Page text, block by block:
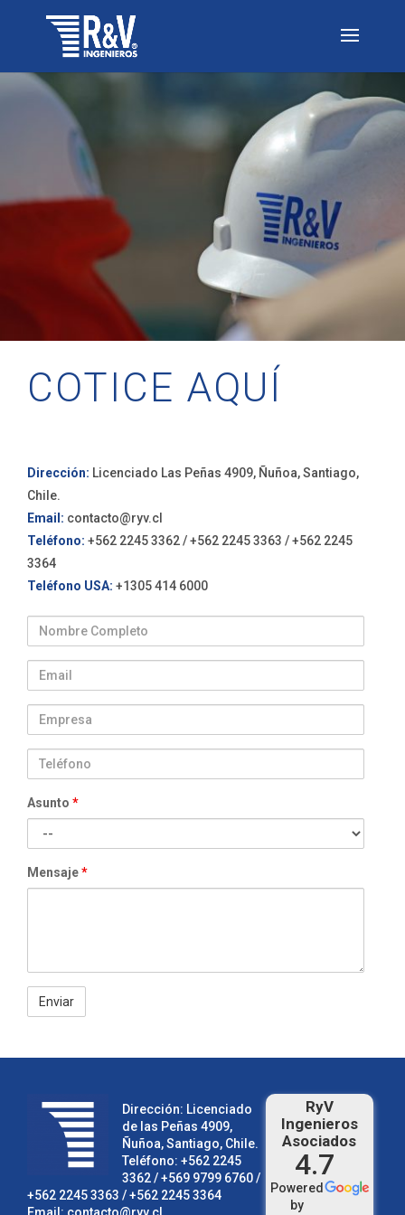
COTICE AQUÍ
Dirección: Licenciado Las Peñas 4909, Ñuñoa, Santiago,
Chile.
Email: contacto@ryv.cl
Teléfono: +562 2245 3362/+562 2245 3363 /+562 2245
3364
Teléfono USA: +1305 414 6000
Nombre Completo
Email
Empresa
Teléfono
Asunto *
Mensaje*
Dirección: Licenciado
de las Peñas 4909,
Ñuñoa, Santiago, Chile.
Teléfono: +562 2245
3362/ +569 9799 6760 /
+562 2245 3363 /+562 2245 3364
Email: contacto@ryv.cl
RyV
Ingenieros
Asociados
4.7
Powered
by